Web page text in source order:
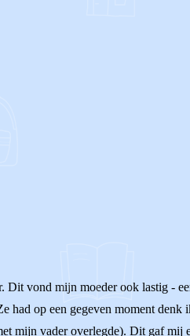
Dit vond mijn moeder ook lastig -
had op een gegeven moment denk
mijn vader overlegde). Dit gaf mij